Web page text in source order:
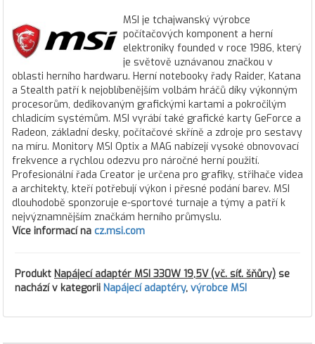
MSI je tchajwanský výrobce
počítačových komponent a herní
elektroniky founded v roce 1986, který
je světově uznávanou značkou v
oblasti herního hardwaru. Herní notebooky řady Raider, Katana
a Stealth patří k nejoblíbenějším volbám hráčů díky výkonným
procesorům, dedikovaným grafickými kartami a pokročilým
chladicím systémům. MSI vyrábí také grafické karty GeForce a
Radeon, základní desky, počítačové skříně a zdroje pro sestavy
na míru. Monitory MSI Optix a MAG nabízejí vysoké obnovovací
frekvence a rychlou odezvu pro náročné herní použití.
Profesionální řada Creator je určena pro grafiky, střihače videa
a architekty, kteří potřebují výkon i přesné podání barev. MSI
dlouhodobě sponzoruje e-sportové turnaje a týmy a patří k
nejvýznamnějším značkám herního průmyslu.
Více informací na cz.msi.com
Produkt Napájecí adaptér MSI 330W 19,5V (vč. síť. šňůry) se
nachází v kategorii Napájecí adaptéry, výrobce MSI